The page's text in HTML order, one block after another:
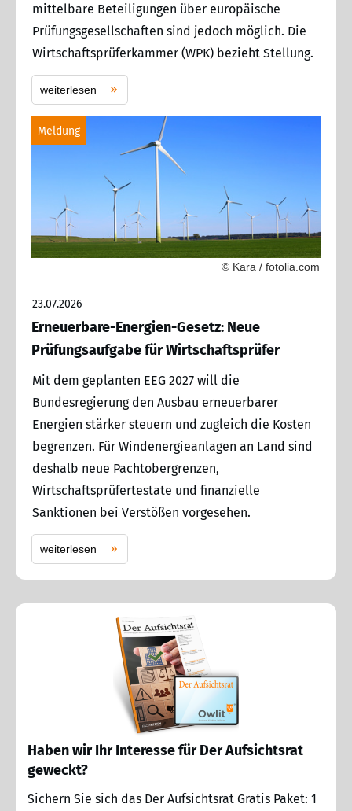
mittelbare Beteiligungen über europäische
Prüfungsgesellschaften sind jedoch möglich. Die
Wirtschaftsprüferkammer (WPK) bezieht Stellung.
weiterlesen
Meldung
© Kara / fotolia.com
23.07.2026
Erneuerbare-Energien-Gesetz: Neue
Prüfungsaufgabe für Wirtschaftsprüfer
Mit dem geplanten EEG 2027 will die
Bundesregierung den Ausbau erneuerbarer
Energien stärker steuern und zugleich die Kosten
begrenzen. Für Windenergieanlagen an Land sind
deshalb neue Pachtobergrenzen,
Wirtschaftsprüfertestate und finanzielle
Sanktionen bei Verstößen vorgesehen.
weiterlesen
Haben wir Ihr Interesse für Der Aufsichtsrat
geweckt?
Sichern Sie sich das Der Aufsichtsrat Gratis Paket: 1